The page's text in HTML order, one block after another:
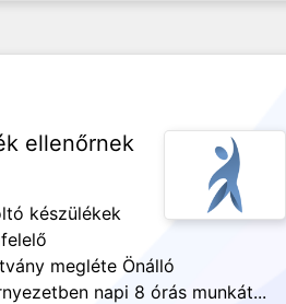
ellenőrnek
készülékek
megléte Önálló
napi 8 órás munkát...